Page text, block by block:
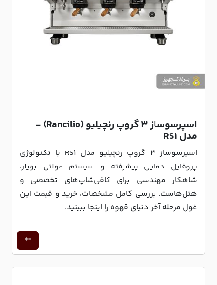
اسپرسوساز 3 گروپ رنچیلیو (Rancilio) -
مدل RS1
اسپرسوساز 3 گروپ رنچیلیو مدل RS1 با تکنولوژی
پروفایل دمایی پیشرفته و سیستم مولتی بویلر،
شاهکار مهندسی برای کافی‌شاپ‌های تخصصی و
هتل‌هاست. بررسی کامل مشخصات، خرید و قیمت این
غول مرحله آخر دنیای قهوه را اینجا ببینید.